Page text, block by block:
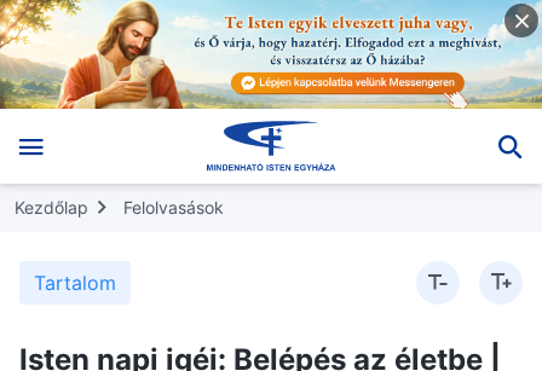
Kezdőlap Felolvasások
Tartalom
Isten napi igéi: Belépés az életbe |